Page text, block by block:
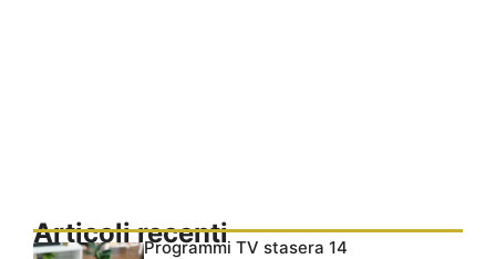
Articoli recentiProgrammi TV stasera 14